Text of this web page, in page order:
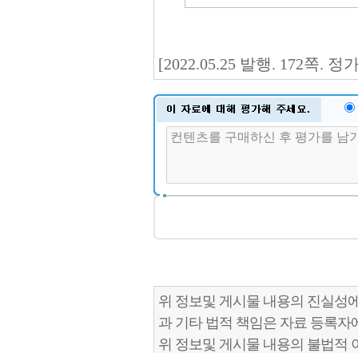
[2022.05.25 발행. 172쪽. 정
위 정보및 게시물 내용의 진실성
과 기타 법적 책임은 자료 등록자
위 정보및 게시물 내용의 불법적